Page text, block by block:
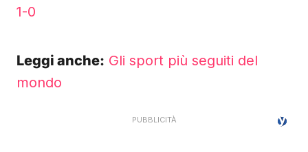
1-0
Leggi anche: Gli sport più seguiti del
mondo